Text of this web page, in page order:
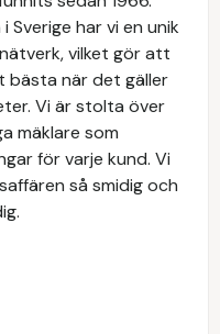
har vi en unik
vilket gör att
bästa när det gäller
Vi är stolta över
mäklare som
för varje kund. Vi
så smidig och